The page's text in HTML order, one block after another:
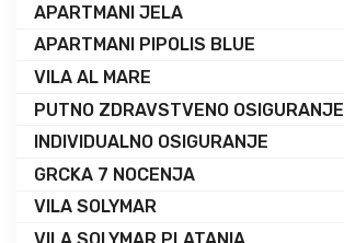
APARTMANI JELA
APARTMANI PIPOLIS BLUE
VILA AL MARE
PUTNO ZDRAVSTVENO OSIGURANJE
INDIVIDUALNO OSIGURANJE
GRCKA 7 NOCENJA
VILA SOLYMAR